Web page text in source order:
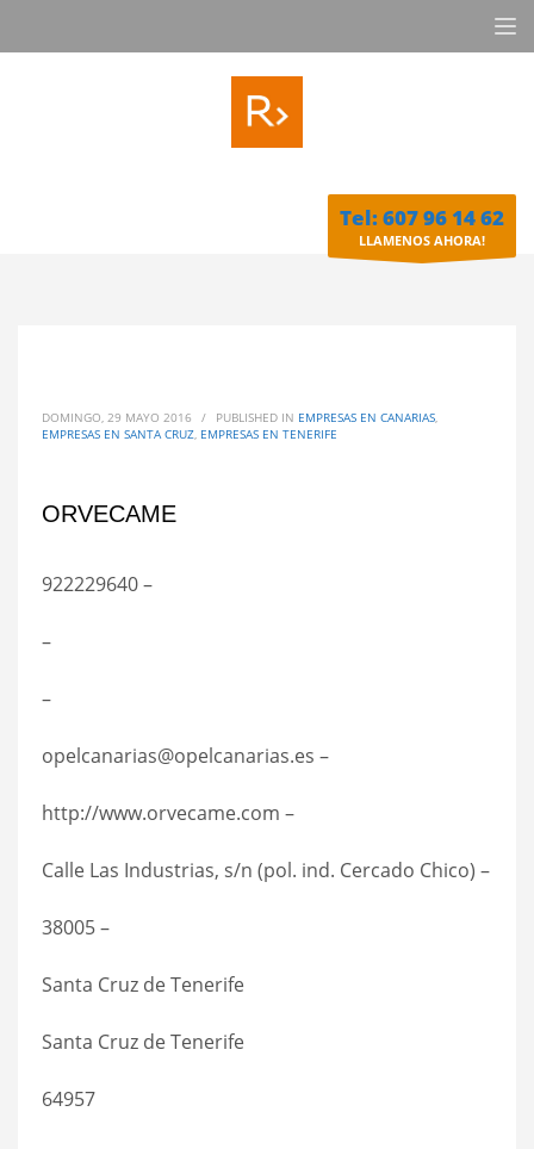
Tel: 607 96 14 62
LLAMENOS AHORA!
DOMINGO, 29 MAYO 2016 / PUBLISHED IN EMPRESAS EN CANARIAS,
EMPRESAS EN SANTA CRUZ, EMPRESAS EN TENERIFE
ORVECAME
922229640 –
–
–
opelcanarias@opelcanarias.es –
http://www.orvecame.com –
Calle Las Industrias, s/n (pol. ind. Cercado Chico) –
38005 –
Santa Cruz de Tenerife
Santa Cruz de Tenerife
64957